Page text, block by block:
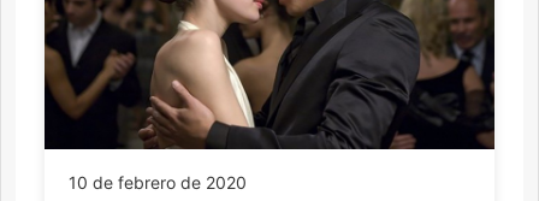
10 de febrero de 2020